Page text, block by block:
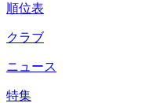
順位表
クラブ
ニュース
特集